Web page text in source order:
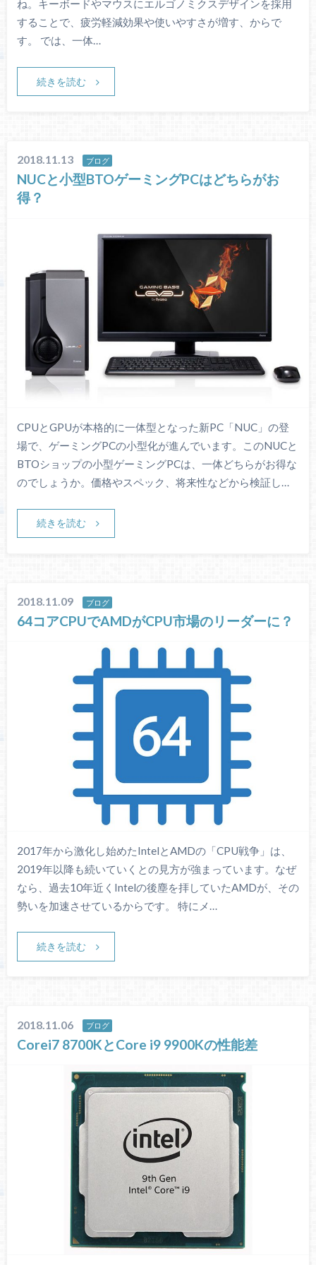
ね。キーボードやマウスにエルゴノミクスデザインを採用
することで、疲労軽減効果や使いやすさが増す、からで
す。 では、一体…
続きを読む
2018.11.13 ブログ
NUCと小型BTOゲーミングPCはどちらがお
得？
CPUとGPUが本格的に一体型となった新PC「NUC」の登
場で、ゲーミングPCの小型化が進んでいます。このNUCと
BTOショップの小型ゲーミングPCは、一体どちらがお得な
のでしょうか。価格やスペック、将来性などから検証し…
続きを読む
2018.11.09 ブログ
64コアCPUでAMDがCPU市場のリーダーに？
2017年から激化し始めたIntelとAMDの「CPU戦争」は、
2019年以降も続いていくとの見方が強まっています。なぜ
なら、過去10年近くIntelの後塵を拝していたAMDが、その
勢いを加速させているからです。 特にメ…
続きを読む
2018.11.06 ブログ
Corei7 8700KとCore i9 9900Kの性能差